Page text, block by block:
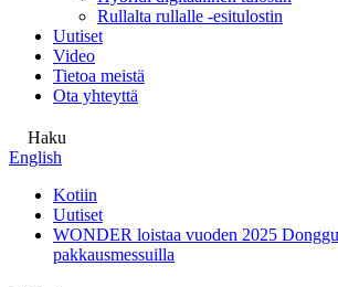
Rullalta rullalle -esitulostin
Uutiset
Video
Tietoa meistä
Ota yhteyttä
Haku
English
Kotiin
Uutiset
WONDER loistaa vuoden 2025
pakkausmessuilla